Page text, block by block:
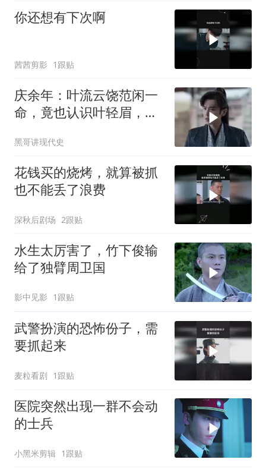
你还想有下次啊
茜茜剪影 1跟贴
庆余年：叶流云饶范闲一
命，竟也认识叶轻眉，下
黑哥讲现代史
花钱买的烧烤，就算被抓
也不能丢了浪费
深秋后剧场 2跟贴
水生太厉害了，竹下俊输
给了独臂周卫国
影中见影 1跟贴
武警扮演的恐怖份子，需
要抓起来
麦粒看剧 1跟贴
医院突然出现一群不会动
的士兵
小黑米剪辑 1跟贴